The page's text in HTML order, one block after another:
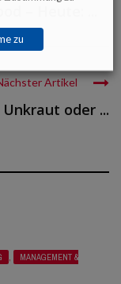
– Heute: ...
Artikel
oder ...
,
MANAGEMENT &
zu